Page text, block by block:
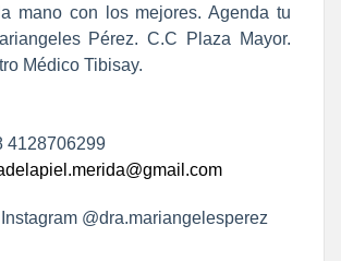
mano con los mejores. Agenda tu
Pérez. C.C Plaza Mayor.
Médico Tibisay.
4128706299
@dra.mariangelesperez